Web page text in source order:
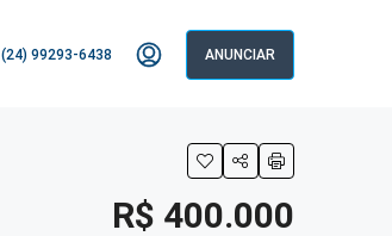
(24) 99293-6438 ANUNCIAR
R$ 400.000